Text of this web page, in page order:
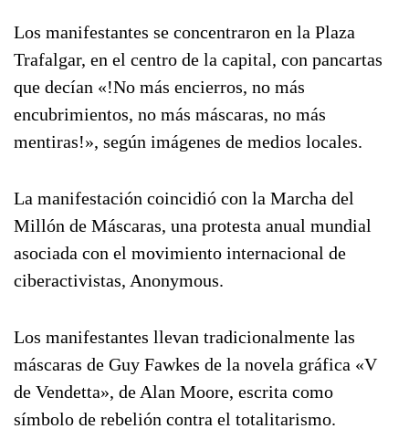
Los manifestantes se concentraron en la Plaza
Trafalgar, en el centro de la capital, con pancartas
que decían «!No más encierros, no más
encubrimientos, no más máscaras, no más
mentiras!», según imágenes de medios locales.
La manifestación coincidió con la Marcha del
Millón de Máscaras, una protesta anual mundial
asociada con el movimiento internacional de
ciberactivistas, Anonymous.
Los manifestantes llevan tradicionalmente las
máscaras de Guy Fawkes de la novela gráfica «V
de Vendetta», de Alan Moore, escrita como
símbolo de rebelión contra el totalitarismo.